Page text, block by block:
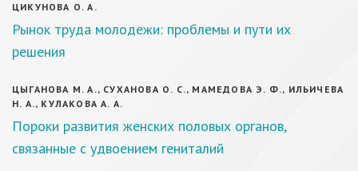
ЦИКУНОВА О. А.
Рынок труда молодежи: проблемы и пути их
решения
ЦЫГАНОВА М. А., СУХАНОВА О. С., МАМЕДОВА Э. Ф., ИЛЬИЧЕВА
Н. А., КУЛАКОВА А. А.
Пороки развития женских половых органов,
связанные с удвоением гениталий